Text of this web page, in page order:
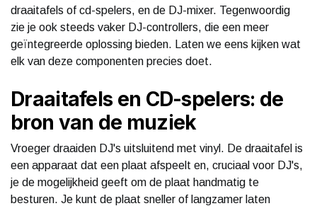
draaitafels of cd-spelers, en de DJ-mixer. Tegenwoordig
zie je ook steeds vaker DJ-controllers, die een meer
geïntegreerde oplossing bieden. Laten we eens kijken wat
elk van deze componenten precies doet.
Draaitafels en CD-spelers: de
bron van de muziek
Vroeger draaiden DJ's uitsluitend met vinyl. De draaitafel is
een apparaat dat een plaat afspeelt en, cruciaal voor DJ's,
je de mogelijkheid geeft om de plaat handmatig te
besturen. Je kunt de plaat sneller of langzamer laten